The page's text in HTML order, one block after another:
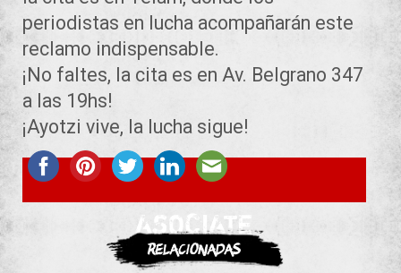
periodistas en lucha acompañarán este
reclamo indispensable.
¡No faltes, la cita es en Av. Belgrano 347
a las 19hs!
¡Ayotzi vive, la lucha sigue!
ASOCIATE
Relacionadas